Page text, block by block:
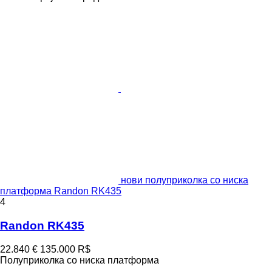
нови полуприколка со ниска
платформа Randon RK435
4
Randon RK435
22.840 € 135.000 R$
Полуприколка со ниска платформа